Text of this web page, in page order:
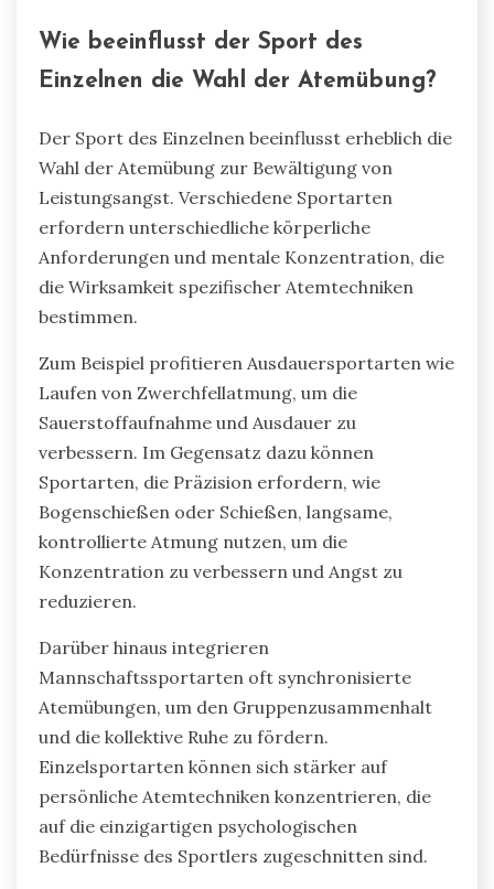
Wie beeinflusst der Sport des
Einzelnen die Wahl der Atemübung?
Der Sport des Einzelnen beeinflusst erheblich die
Wahl der Atemübung zur Bewältigung von
Leistungsangst. Verschiedene Sportarten
erfordern unterschiedliche körperliche
Anforderungen und mentale Konzentration, die
die Wirksamkeit spezifischer Atemtechniken
bestimmen.
Zum Beispiel profitieren Ausdauersportarten wie
Laufen von Zwerchfellatmung, um die
Sauerstoffaufnahme und Ausdauer zu
verbessern. Im Gegensatz dazu können
Sportarten, die Präzision erfordern, wie
Bogenschießen oder Schießen, langsame,
kontrollierte Atmung nutzen, um die
Konzentration zu verbessern und Angst zu
reduzieren.
Darüber hinaus integrieren
Mannschaftssportarten oft synchronisierte
Atemübungen, um den Gruppenzusammenhalt
und die kollektive Ruhe zu fördern.
Einzelsportarten können sich stärker auf
persönliche Atemtechniken konzentrieren, die
auf die einzigartigen psychologischen
Bedürfnisse des Sportlers zugeschnitten sind.